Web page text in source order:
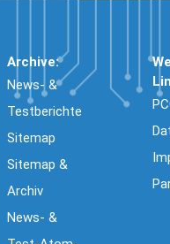
Archive:
News- &
Testberichte
Sitemap
Sitemap &
Archiv
News- &